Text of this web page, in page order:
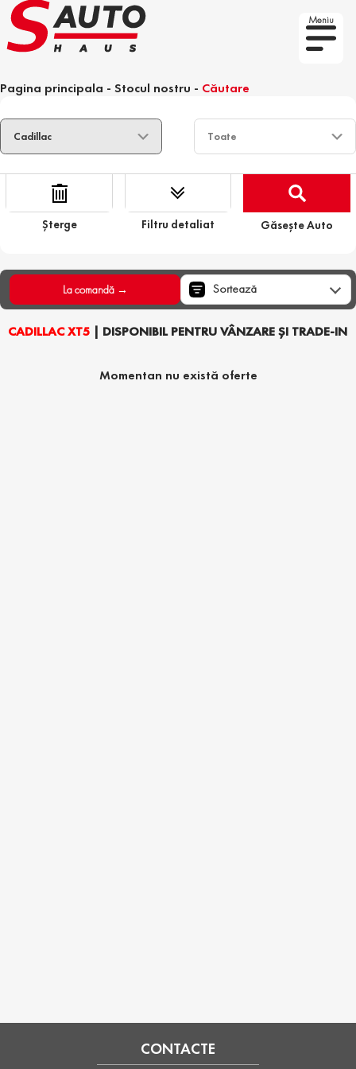
Meniu
Pagina principala - Stocul nostru - Căutare
Șterge Filtru detaliat Găsește Auto
CADILLAC XT5 | DISPONIBIL PENTRU VÂNZARE ȘI TRADE-IN
La comandă → Sortează
Momentan nu există oferte
CONTACTE